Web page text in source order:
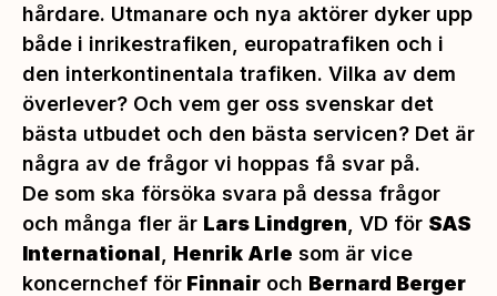
hårdare. Utmanare och nya aktörer dyker upp
både i inrikestrafiken, europatrafiken och i
den interkontinentala trafiken. Vilka av dem
överlever? Och vem ger oss svenskar det
bästa utbudet och den bästa servicen? Det är
några av de frågor vi hoppas få svar på.
De som ska försöka svara på dessa frågor
och många fler är Lars Lindgren , VD för SAS
International
Henrik Arle som är vice
koncernchef för Finnair och Bernard Berger